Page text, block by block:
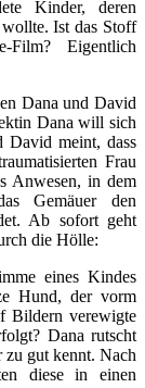
Kinder, deren
Ist das Stoff
Film? Eigentlich
Dana und David
Dana will sich
David meint, dass
Frau
Anwesen, in dem
Gemäuer den
Ab sofort geht
die Hölle:
eines Kindes
Hund, der vorm
Bildern verewigte
Dana rutscht
zu gut kennt. Nach
diese in einen